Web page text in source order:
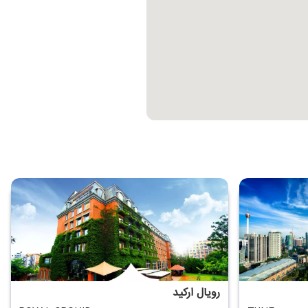
رویال ارکید